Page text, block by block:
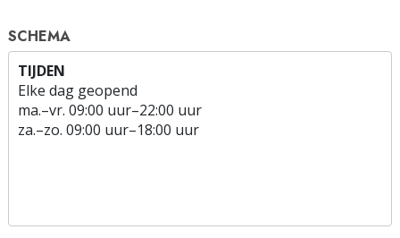
SCHEMA
TIJDEN
Elke dag geopend
ma.–vr. 09:00 uur–22:00 uur
za.–zo. 09:00 uur–18:00 uur